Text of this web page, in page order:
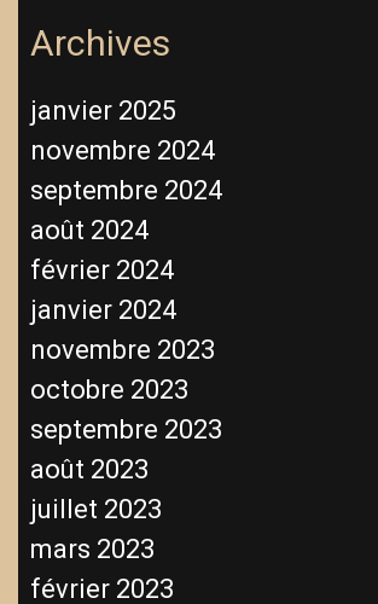
Archives
janvier 2025
novembre 2024
septembre 2024
août 2024
février 2024
janvier 2024
novembre 2023
octobre 2023
septembre 2023
août 2023
juillet 2023
mars 2023
février 2023